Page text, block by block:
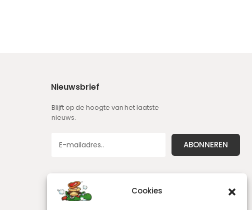
Cookies
Nieuwsbrief
Blijft op de hoogte van het laatste
nieuws.